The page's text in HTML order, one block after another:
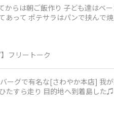
サラスペシャルの ホットサンド
】フリートーク